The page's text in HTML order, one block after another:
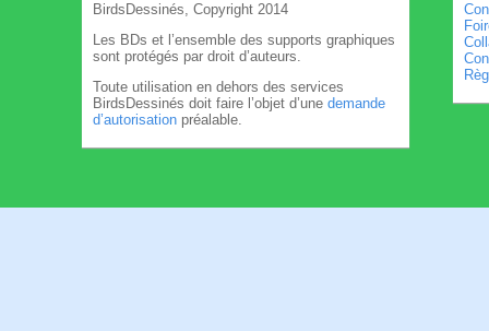
BirdsDessinés, Copyright 2014
Les BDs et l’ensemble des supports graphiques
sont protégés par droit d’auteurs.
Toute utilisation en dehors des services
BirdsDessinés doit faire l’objet d’une demande
d’autorisation préalable.